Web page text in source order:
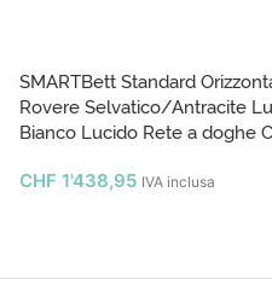
SMARTBett Standard
Rovere Selvatico/Antracite
Bianco Lucido Rete a doghe
CHF 1'438,95 IVA inclusa